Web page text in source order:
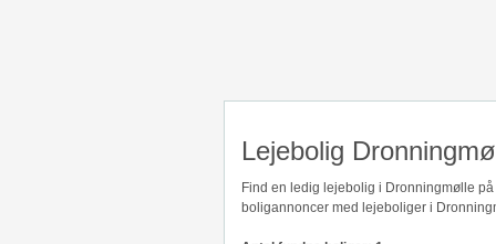
Lejebolig
Find en ledig lejebolig i Dronningmølle
boligannoncer med lejeboliger i